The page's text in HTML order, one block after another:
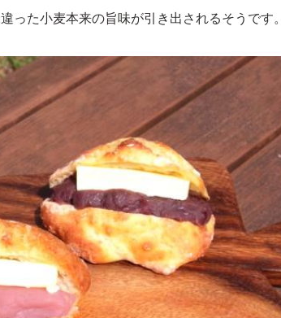
った小麦本来の旨味が引き出されるそうです。